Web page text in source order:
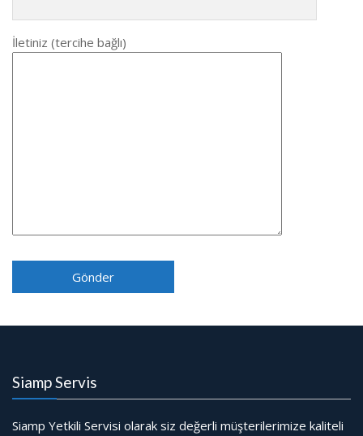
İletiniz (tercihe bağlı)
Siamp Servis
Siamp Yetkili Servisi olarak siz değerli müşterilerimize kaliteli